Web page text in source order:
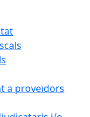
a proveïdors